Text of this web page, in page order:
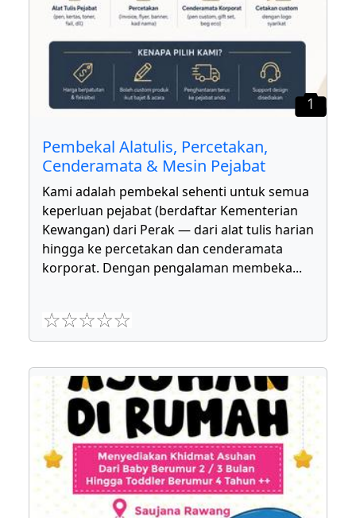
1
Pembekal Alatulis, Percetakan,
Cenderamata & Mesin Pejabat
Kami adalah pembekal sehenti untuk semua
keperluan pejabat (berdaftar Kementerian
Kewangan) dari Perak — dari alat tulis harian
hingga ke percetakan dan cenderamata
korporat. Dengan pengalaman membeka...